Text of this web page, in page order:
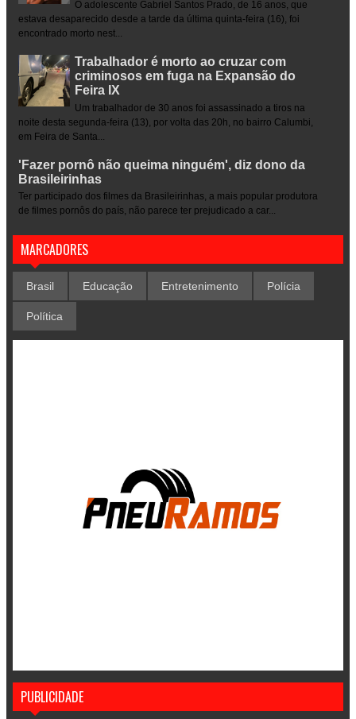
O adolescente Gabriel Santos Prado, de 16 anos, que
estava desaparecido desde a tarde da última quinta-feira (16), foi
encontrado morto nest...
Trabalhador é morto ao cruzar com
criminosos em fuga na Expansão do
Feira IX
Um trabalhador de 30 anos foi assassinado a tiros na
noite desta segunda-feira (13), por volta das 20h, no bairro Calumbi,
em Feira de Santa...
'Fazer pornô não queima ninguém', diz dono da
Brasileirinhas
Ter participado dos filmes da Brasileirinhas, a mais popular produtora
de filmes pornôs do país, não parece ter prejudicado a car...
MARCADORES
Brasil Educação Entretenimento Polícia
Política
PUBLICIDADE